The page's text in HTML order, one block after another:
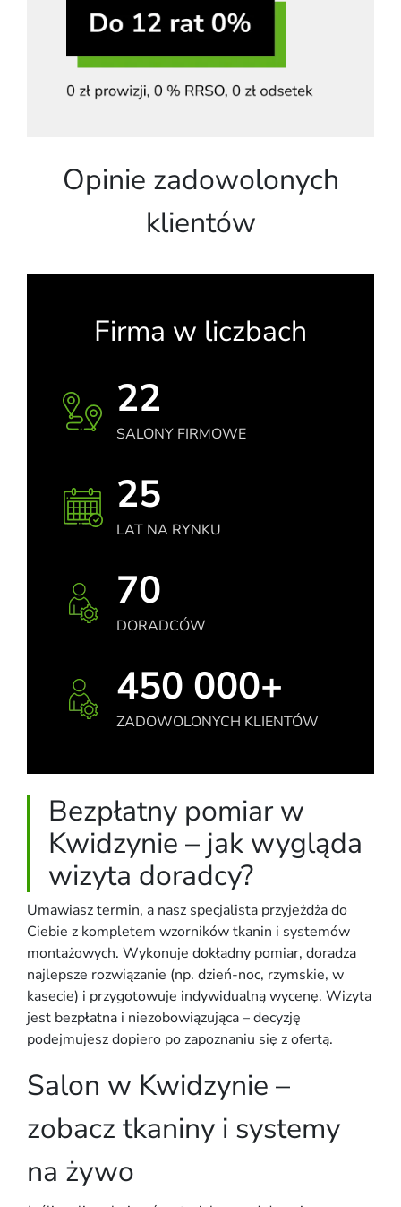
Opinie zadowolonych
klientów
Firma w liczbach
22
SALONY FIRMOWE
25
LAT NA RYNKU
70
DORADCÓW
450 000+
ZADOWOLONYCH KLIENTÓW
Bezpłatny pomiar w
Kwidzynie – jak wygląda
wizyta doradcy?
Umawiasz termin, a nasz specjalista przyjeżdża do
Ciebie z kompletem wzorników tkanin i systemów
montażowych. Wykonuje dokładny pomiar, doradza
najlepsze rozwiązanie (np. dzień-noc, rzymskie, w
kasecie) i przygotowuje indywidualną wycenę. Wizyta
jest bezpłatna i niezobowiązująca – decyzję
podejmujesz dopiero po zapoznaniu się z ofertą.
Salon w Kwidzynie –
zobacz tkaniny i systemy
na żywo